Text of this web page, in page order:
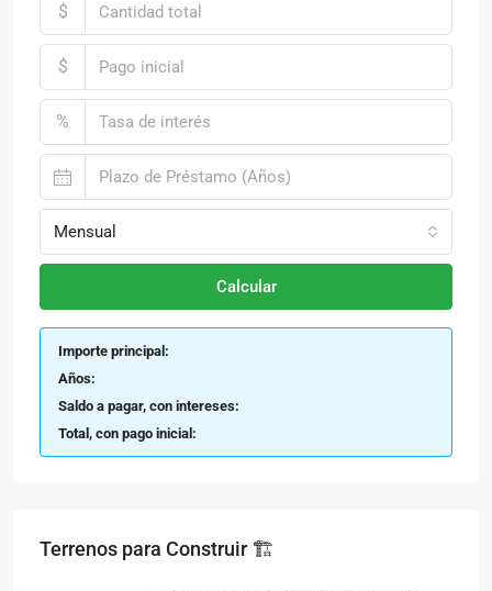
$
$
%
Mensual
Calcular
Importe principal:
Años:
Saldo a pagar, con intereses:
Total, con pago inicial:
Terrenos para Construir 🏗